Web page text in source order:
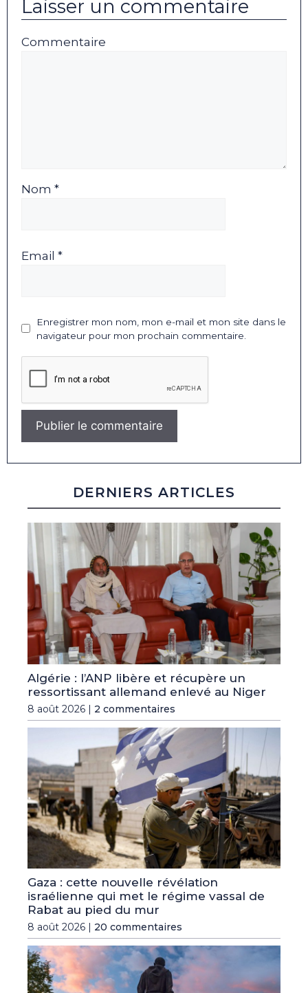
Laisser un commentaire
Commentaire
Nom *
Email *
Enregistrer mon nom, mon e-mail et mon site dans le
navigateur pour mon prochain commentaire.
DERNIERS ARTICLES
Algérie : l’ANP libère et récupère un
ressortissant allemand enlevé au Niger
8 août 2026 | 2 commentaires
Gaza : cette nouvelle révélation
israélienne qui met le régime vassal de
Rabat au pied du mur
8 août 2026 | 20 commentaires